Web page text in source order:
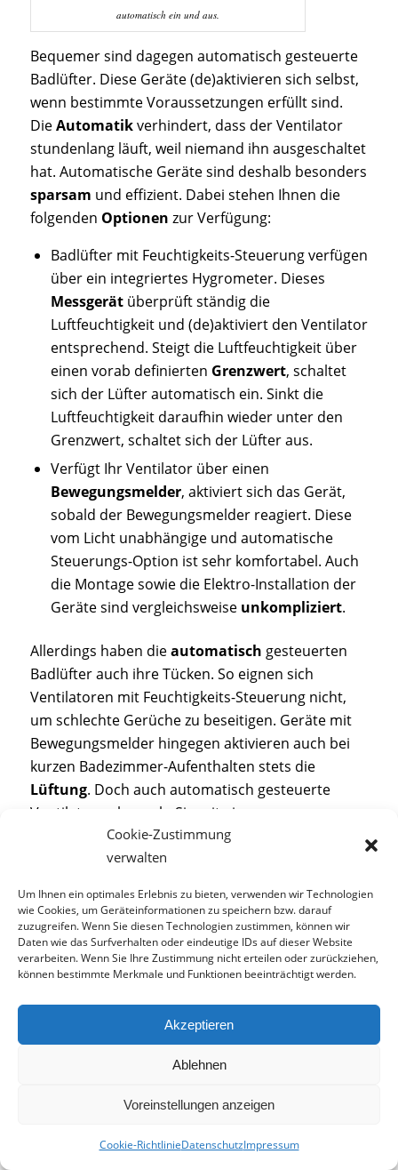
Cookie-Zustimmung
verwalten
Um Ihnen ein optimales Erlebnis zu bieten, verwenden wir Technologien
wie Cookies, um Geräteinformationen zu speichern bzw. darauf
zuzugreifen. Wenn Sie diesen Technologien zustimmen, können wir
Daten wie das Surfverhalten oder eindeutige IDs auf dieser Website
verarbeiten. Wenn Sie Ihre Zustimmung nicht erteilen oder zurückziehen,
können bestimmte Merkmale und Funktionen beeinträchtigt werden.
Akzeptieren
Ablehnen
Voreinstellungen anzeigen
Cookie-RichtlinieDatenschutzImpressum
automatisch ein und aus.
Bequemer sind dagegen automatisch gesteuerte
Badlüfter. Diese Geräte (de)aktivieren sich selbst,
wenn bestimmte Voraussetzungen erfüllt sind.
DieAutomatikverhindert, dass der Ventilator
stundenlang läuft, weil niemand ihn ausgeschaltet
hat. Automatische Geräte sind deshalb besonders
sparsam und effizient. Dabei stehen Ihnen die
folgenden Optionen zur Verfügung:
Badlüfter mit Feuchtigkeits-Steuerung verfügen
über ein integriertes Hygrometer. Dieses
Messgerätüberprüft ständig die
Luftfeuchtigkeit und (de)aktiviert den Ventilator
entsprechend. Steigt die Luftfeuchtigkeit über
einen vorab definierten Grenzwert, schaltet
sich der Lüfter automatisch ein. Sinkt die
Luftfeuchtigkeit daraufhin wieder unter den
Grenzwert, schaltet sich der Lüfter aus.
Verfügt Ihr Ventilator über einen
Bewegungsmelder, aktiviert sich das Gerät,
sobald der Bewegungsmelder reagiert. Diese
vom Licht unabhängige und automatische
Steuerungs-Option ist sehr komfortabel. Auch
die Montage sowie die Elektro-Installation der
Geräte sind vergleichsweise unkompliziert.
Allerdings haben dieautomatisch gesteuerten
Badlüfter auch ihre Tücken. So eignen sich
Ventilatoren mit Feuchtigkeits-Steuerung nicht,
um schlechte Gerüche zu beseitigen. Geräte mit
Bewegungsmelder hingegen aktivieren auch bei
kurzen Badezimmer-Aufenthalten stets die
Lüftung. Doch auch automatisch gesteuerte
Ventilatoren koppeln Sie mit einem
Nachlaufschalter, einer Einschalt-Verzögerung
oder Zeitschaltuhr. Die
vielen Fällen ebenfalls möglich. Kombinieren Sie
verschiedene Steuerungs-Optionen und passen
Sie Ihre Ventilatoren an Ihreindividuellen
Bedürfnisse an.
Badlüfter und ihre Designs